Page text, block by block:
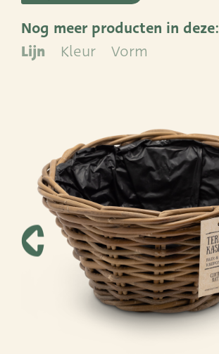
ADRES
Leemolen 70
Nog meer producten in deze:
Lijn
Kleur Vorm